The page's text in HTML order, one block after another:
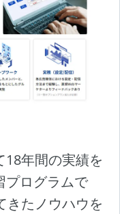
18年間の実績を
プログラムで
きたノウハウを